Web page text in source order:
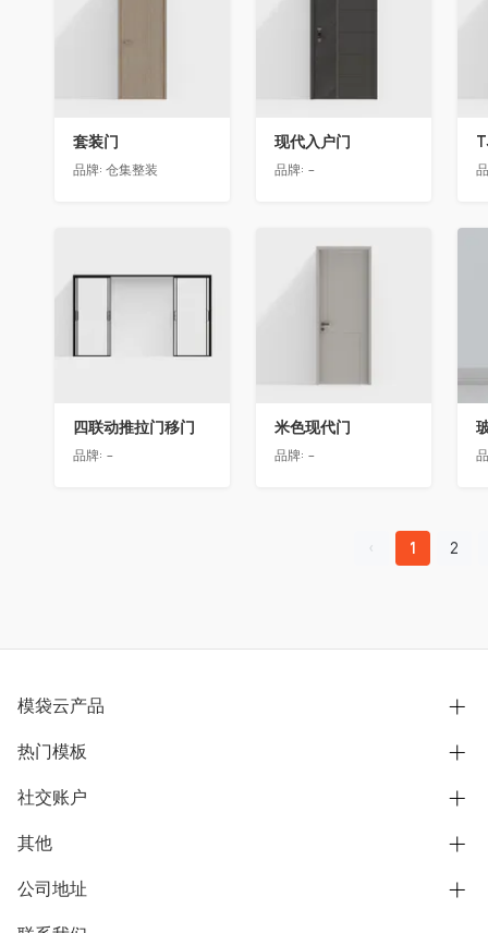
套装门
品牌: 仓集整装
现代入户门
品牌: -
四联动推拉门移门
品牌: -
收藏
米色现代门
品牌: -
1 2
模袋云产品
别墅设计营销
模型协同展示分享
别墅社区
热门模板
欧式别墅
中式别墅
社交账户
B站
抖音
微信公众号
其他
用户服务协议
隐私政策
公司地址